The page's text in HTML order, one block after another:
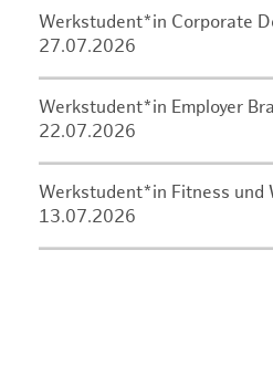
Werkstudent*in Corporate
27.07.2026
Werkstudent*in Employer
22.07.2026
Werkstudent*in Fitness und
13.07.2026